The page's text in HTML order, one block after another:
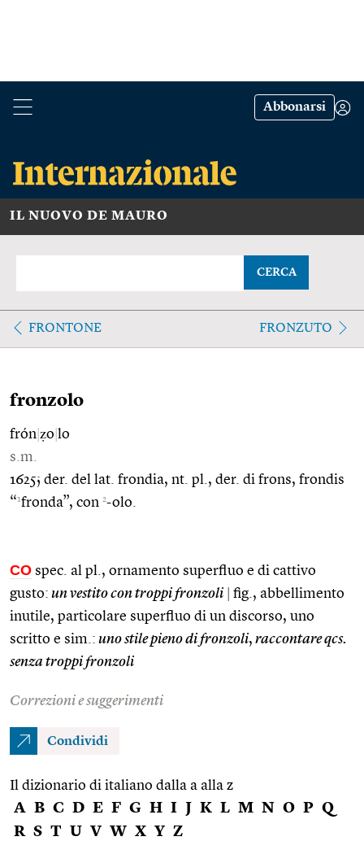
Abbonarsi
IL NUOVO DE MAURO
CERCA
FRONTONE FRONZUTO
fronzolo
frón ẓo lo
s.m.
1625; der. del lat. frondia, nt. pl., der. di frons, frondis
“1fronda”, con 2-olo.
CO spec. al pl., ornamento superfluo e di cattivo
gusto: un vestito con troppi fronzoli
fig., abbellimento
inutile, particolare superfluo di un discorso, uno
scritto e sim.: uno stile pieno di fronzoli, raccontare qcs.
senza troppi fronzoli
Correzioni e suggerimenti
Condividi
Il dizionario di italiano dalla a alla z
A B C D E F G H I J K L M N O P Q
R S T U V W X Y Z